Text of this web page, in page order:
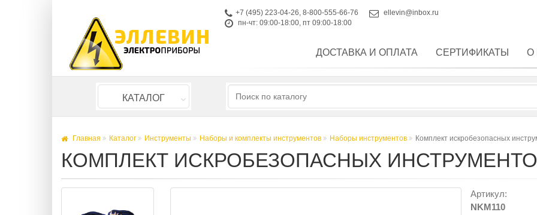
+7 (495) 223-04-26, 8-800-555-66-76
ellevin@inbox.ru
пн-чт: 09:00-18:00, пт 09:00-18:00
ДОСТАВКА И ОПЛАТА СЕРТИФИКАТЫ О
КАТАЛОГ
Главная Каталог Инструменты Наборы и комплекты инструментов Наборы инструментов Комплект искробезопасных
КОМПЛЕКТ ИСКРОБЕЗОПАСНЫХ
Артикул:
NKM110